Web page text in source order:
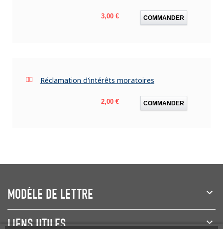
Prix
3,00 € COMMANDER
Réclamation d'intérêts moratoires
Prix
2,00 € COMMANDER
MODÈLE DE LETTRE
LIENS UTILES